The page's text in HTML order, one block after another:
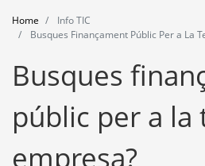
Events
Training
Tools
Home
Info TIC
Busques Finançament Públic Per a La
Busques
públic per a la
empresa?